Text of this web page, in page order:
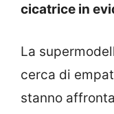
cicatrice in
La
cerca di
stanno